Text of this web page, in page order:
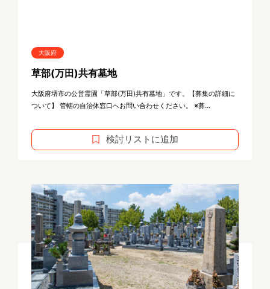
大阪府
草部(万田)共有墓地
大阪府堺市の公営霊園「草部(万田)共有墓地」です。【募集の詳細に
ついて】 管轄の自治体窓口へお問い合わせください。 ※募...
検討リストに追加